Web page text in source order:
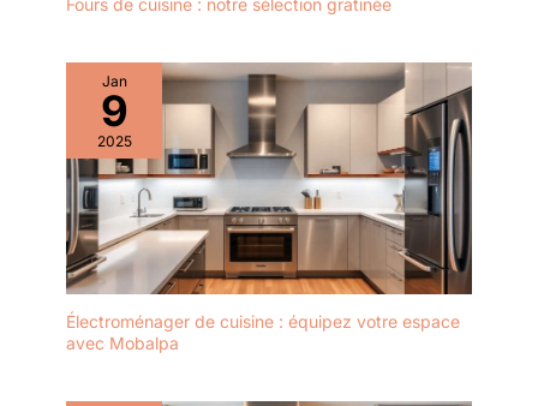
Jan
9
2025
Électroménager de cuisine : équipez votre espace
avec Mobalpa